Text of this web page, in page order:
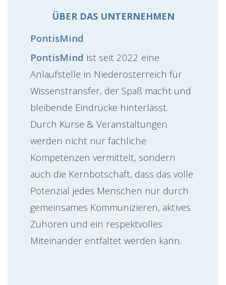
ÜBER DAS UNTERNEHMEN
PontisMind
PontisMind ist seit 2022 eine
Anlaufstelle in Niederösterreich für
Wissenstransfer, der Spaß macht und
bleibende Eindrücke hinterlässt.
Durch Kurse & Veranstaltungen
werden nicht nur fachliche
Kompetenzen vermittelt, sondern
auch die Kernbotschaft, dass das volle
Potenzial jedes Menschen nur durch
gemeinsames Kommunizieren, aktives
Zuhören und ein respektvolles
Miteinander entfaltet werden kann.